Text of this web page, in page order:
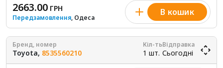
2663.00 ГРН
Передзамовлення, Одеса
В кошик
Бренд, номер
Toyota, 8535560210
Кіл-ть
1 шт.
Відправка
Сьогодні